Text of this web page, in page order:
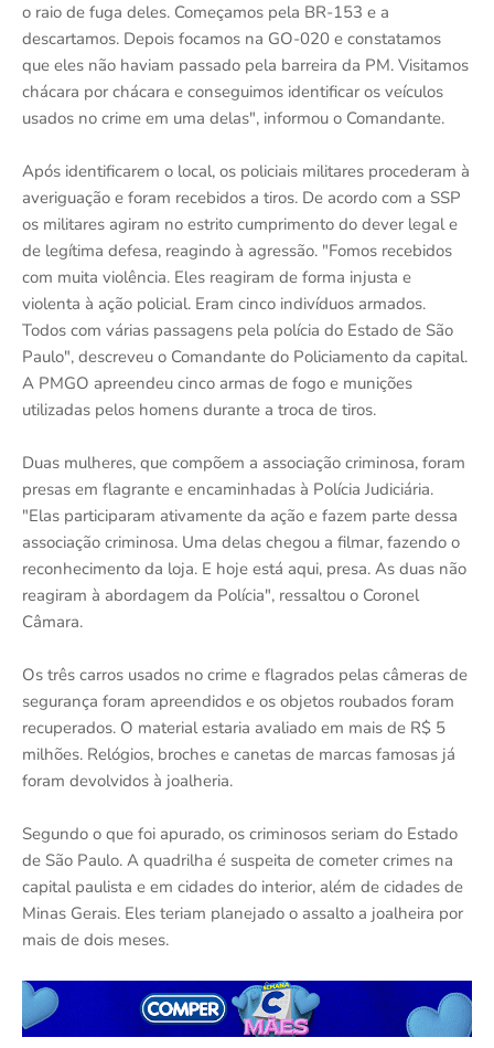
o raio de fuga deles. Começamos pela BR-153 e a
descartamos. Depois focamos na GO-020 e constatamos
que eles não haviam passado pela barreira da PM. Visitamos
chácara por chácara e conseguimos identificar os veículos
usados no crime em uma delas", informou o Comandante.
Após identificarem o local, os policiais militares procederam à
averiguação e foram recebidos a tiros. De acordo com a SSP
os militares agiram no estrito cumprimento do dever legal e
de legítima defesa, reagindo à agressão. "Fomos recebidos
com muita violência. Eles reagiram de forma injusta e
violenta à ação policial. Eram cinco indivíduos armados.
Todos com várias passagens pela polícia do Estado de São
Paulo", descreveu o Comandante do Policiamento da capital.
A PMGO apreendeu cinco armas de fogo e munições
utilizadas pelos homens durante a troca de tiros.
Duas mulheres, que compõem a associação criminosa, foram
presas em flagrante e encaminhadas à Polícia Judiciária.
"Elas participaram ativamente da ação e fazem parte dessa
associação criminosa. Uma delas chegou a filmar, fazendo o
reconhecimento da loja. E hoje está aqui, presa. As duas não
reagiram à abordagem da Polícia", ressaltou o Coronel
Câmara.
Os três carros usados no crime e flagrados pelas câmeras de
segurança foram apreendidos e os objetos roubados foram
recuperados. O material estaria avaliado em mais de R$ 5
milhões. Relógios, broches e canetas de marcas famosas já
foram devolvidos à joalheria.
Segundo o que foi apurado, os criminosos seriam do Estado
de São Paulo. A quadrilha é suspeita de cometer crimes na
capital paulista e em cidades do interior, além de cidades de
Minas Gerais. Eles teriam planejado o assalto a joalheira por
mais de dois meses.